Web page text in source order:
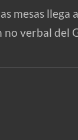
mesas llega
no verbal del